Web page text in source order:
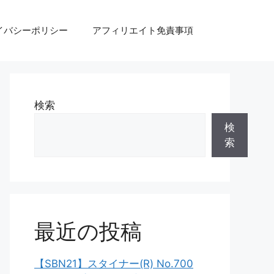
バシーポリシー アフィリエイト免責事項
検索
検
索
最近の投稿
【SBN21】スタイナー(R) No.700